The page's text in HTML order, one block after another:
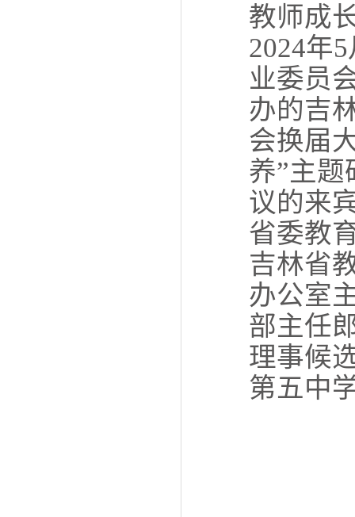
教师成
2024年
业委员
办的吉
会换届
养”主
议的来
省委教
吉林省
办公室
部主任
理事候
第五中